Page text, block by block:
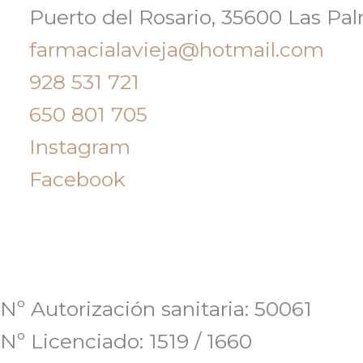
Puerto del Rosario, 35600 Las
farmacialavieja@hotmail.com
928 531 721
650 801 705
Instagram
Facebook
Nº Autorización sanitaria: 50061
Nº Licenciado: 1519 / 1660